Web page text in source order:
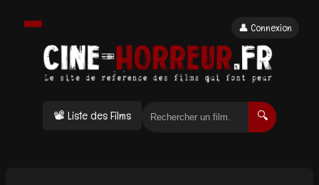
📽 Liste des Films 🔍
👤 Connexion